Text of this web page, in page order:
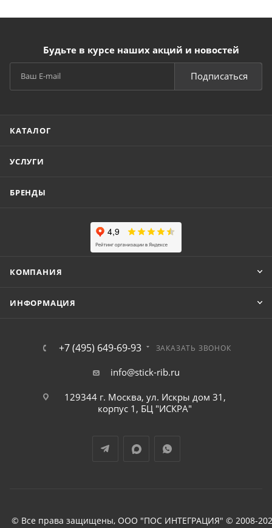
Будьте в курсе наших акций и новостей
Подписаться
КАТАЛОГ
УСЛУГИ
БРЕНДЫ
КОМПАНИЯ
ИНФОРМАЦИЯ
+7 (495) 649-69-93 ЗАКАЗАТЬ ЗВОНОК
info@stick-rib.ru
129344 г. Москва, ул. Искры дом 31,
корпус 1, БЦ "ИСКРА"
© Все права защищены, ООО "ПОС ИНТЕГРАЦИЯ" © 2008-